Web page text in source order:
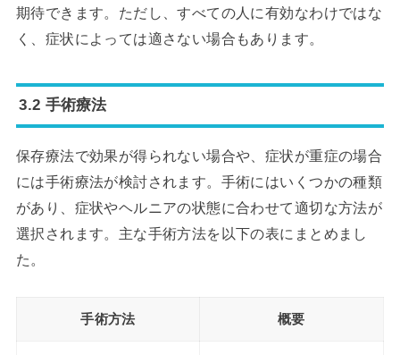
期待できます。ただし、すべての人に有効なわけではな
く、症状によっては適さない場合もあります。
3.2 手術療法
保存療法で効果が得られない場合や、症状が重症の場合
には手術療法が検討されます。手術にはいくつかの種類
があり、症状やヘルニアの状態に合わせて適切な方法が
選択されます。主な手術方法を以下の表にまとめまし
た。
手術方法 概要